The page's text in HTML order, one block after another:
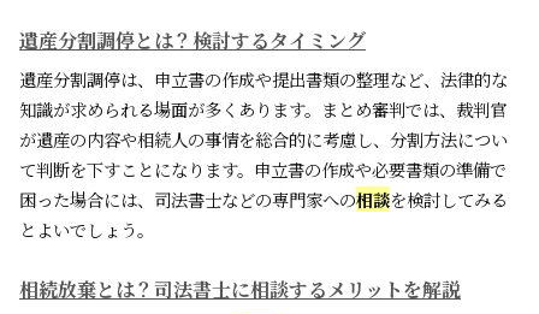
遺産分割調停とは？検討するタイミング
遺産分割調停は、申立書の作成や提出書類の整理など、法律的な
知識が求められる場面が多くあります。まとめ審判では、裁判官
が遺産の内容や相続人の事情を総合的に考慮し、分割方法につい
て判断を下すことになります。申立書の作成や必要書類の準備で
困った場合には、司法書士などの専門家への相談を検討してみる
とよいでしょう。
相続放棄とは？司法書士に相談するメリットを解説